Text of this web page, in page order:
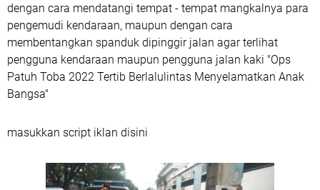
dengan cara mendatangi tempat - tempat mangkalnya para
pengemudi kendaraan, maupun dengan cara
membentangkan spanduk dipinggir jalan agar terlihat
pengguna kendaraan maupun pengguna jalan kaki "Ops
Patuh Toba 2022 Tertib Berlalulintas Menyelamatkan Anak
Bangsa"
masukkan script iklan disini